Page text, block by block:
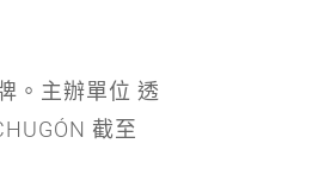
。主辦單位 透
截至